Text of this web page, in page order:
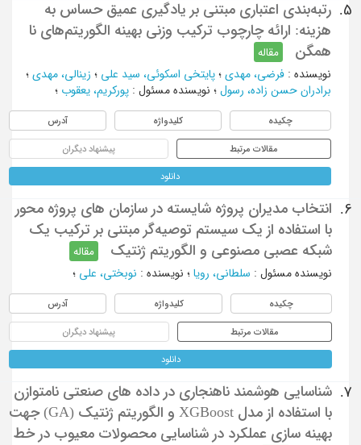
5.
رتبه‌بندی اعتباری مبتنی بر یادگیری عمیق حساس به
هزینه: ارائه چارچوب ترکیب وزنی بهینه الگوریتم‌های نا
همگن
مقاله
نویسنده: فرضی، مهدی؛ پایتخی اسکوئی، سید علی ؛ زینالی، مهدی؛
برادران حسن زاده، رسول ؛ نویسنده مسئول : پورکریم، یعقوب؛
چکیده کلیدواژه آدرس
مقالات مرتبط پیشنهاد دیگران
دانلود
6.
انتخاب مدیران پروژه شایسته در سازمان های پروژه محور
با استفاده از یک سیستم توصیه‌گر مبتنی بر ترکیب یک
شبکه عصبی مصنوعی و الگوریتم‌ ژنتیک
مقاله
نویسنده مسئول : سلطانی، رویا؛ نویسنده: نوبختی، علی ؛
چکیده کلیدواژه آدرس
مقالات مرتبط پیشنهاد دیگران
دانلود
7.
شناسایی هوشمند ناهنجاری در داده‌ های صنعتی نامتوازن
با استفاده از مدل XGBoost و الگوریتم ژنتیک (GA) جهت
بهینه ‌سازی عملکرد در شناسایی محصولات معیوب در خط